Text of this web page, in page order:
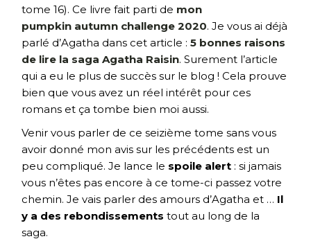
tome 16). Ce livre fait parti de mon
pumpkin autumn challenge 2020. Je vous ai déjà
parlé d’Agatha dans cet article : 5 bonnes raisons
de lire la saga Agatha Raisin. Surement l’article
qui a eu le plus de succès sur le blog ! Cela prouve
bien que vous avez un réel intérêt pour ces
romans et ça tombe bien moi aussi.
Venir vous parler de ce seizième tome sans vous
avoir donné mon avis sur les précédents est un
peu compliqué. Je lance le spoile alert : si jamais
vous n’êtes pas encore à ce tome-ci passez votre
chemin. Je vais parler des amours d’Agatha et … Il
y a des rebondissements tout au long de la
saga.